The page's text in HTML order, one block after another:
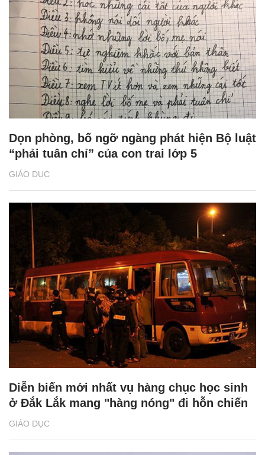
GIÁO DỤC
Dọn phòng, bố ngỡ ngàng phát hiện Bộ luật
“phải tuân chỉ” của con trai lớp 5
GIÁO DỤC
Diễn biến mới nhất vụ hàng chục học sinh
ở Đắk Lắk mang "hàng nóng" đi hỗn chiến